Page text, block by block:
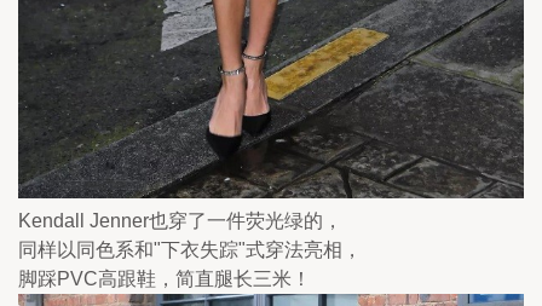
Kendall Jenner也穿了一件荧光绿的，
同样以同色系和"下衣失踪"式穿法亮相，
脚踩PVC高跟鞋，简直腿长三米！